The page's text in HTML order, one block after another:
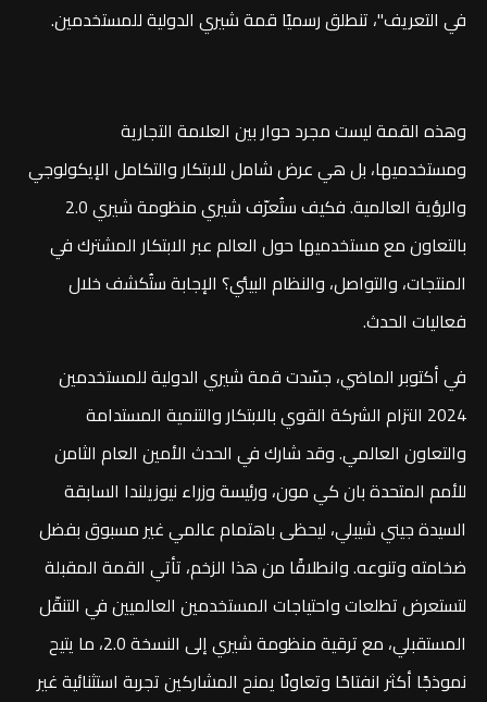
في التعريف"، تنطلق رسميًا قمة شيري الدولية للمستخدمين.
وهذه القمة ليست مجرد حوار بين العلامة التجارية
ومستخدميها، بل هي عرض شامل للابتكار والتكامل الإيكولوجي
والرؤية العالمية. فكيف ستُعرّف شيري منظومة شيري 2.0
بالتعاون مع مستخدميها حول العالم عبر الابتكار المشترك في
المنتجات، والتواصل، والنظام البيئي؟ الإجابة ستُكشف خلال
فعاليات الحدث.
في أكتوبر الماضي، جسّدت قمة شيري الدولية للمستخدمين
2024 التزام الشركة القوي بالابتكار والتنمية المستدامة
والتعاون العالمي. وقد شارك في الحدث الأمين العام الثامن
للأمم المتحدة بان كي مون، ورئيسة وزراء نيوزيلندا السابقة
السيدة جيني شيبلي، ليحظى باهتمام عالمي غير مسبوق بفضل
ضخامته وتنوعه. وانطلاقًا من هذا الزخم، تأتي القمة المقبلة
لتستعرض تطلعات واحتياجات المستخدمين العالميين في التنقّل
المستقبلي، مع ترقية منظومة شيري إلى النسخة 2.0، ما يتيح
نموذجًا أكثر انفتاحًا وتعاونًا يمنح المشاركين تجربة استثنائية غير